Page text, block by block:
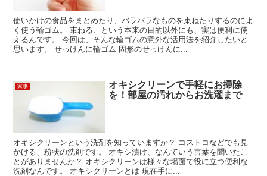
使いかけの食品をまとめたり、バラバラなものを束ねたりするのによ
く使う輪ゴム。 束ねる、という本来の目的以外にも、実は便利に使
えるんです。 今回は、そんな輪ゴムの意外な活用法を紹介したいと
思います。 せっけんに輪ゴム 固形のせっけんに...
家事
オキシクリーンで手軽にお掃除
を！部屋の汚れからお洗濯まで
オキシクリーンという洗剤を知っていますか？ コストコなどでも見
かける、粉状の洗剤です。 オキシ漬け、なんていう言葉を聞いたこ
とがありませんか？ オキシクリーンは様々な場面で役に立つ便利な
洗剤なんです。 オキシクリーンとは 現在手に...